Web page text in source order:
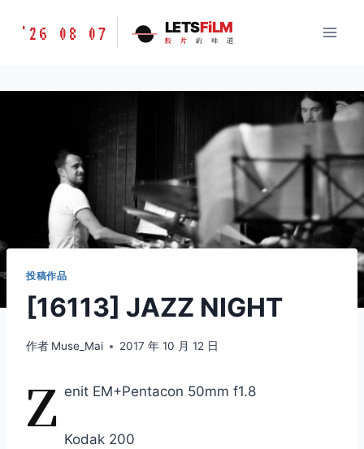
胶
味
'26 08 07 LETSFiLM
胶 片 的 味 道
投稿作品
[16113] JAZZ NIGHT
作者 Muse_Mai 2017 年 10 月 12 日
Z enit EM+Pentacon 50mm f1.8
Kodak 200